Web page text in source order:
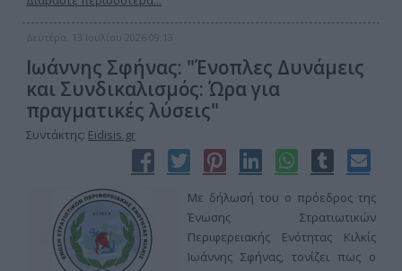
Δευτέρα, 13 Ιουλίου 2026 09:13
Ιωάννης Σφήνας: "Ένοπλες Δυνάμεις
και Συνδικαλισμός: Ώρα για
πραγματικές λύσεις"
Συντάκτης: Eidisis.gr
Με δήλωσή του ο πρόεδρος της
Ένωσης Στρατιωτικών
Περιφερειακής Ενότητας Κιλκίς
Ιωάννης Σφήνας, τονίζει πως ο